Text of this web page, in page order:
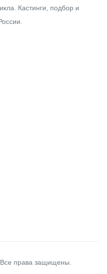
Кастинги, подбор и
права защищены.